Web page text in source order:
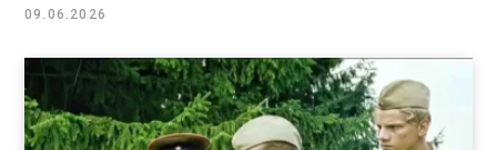
09.06.2026